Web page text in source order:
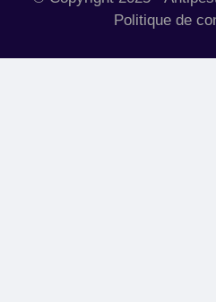
Politique de